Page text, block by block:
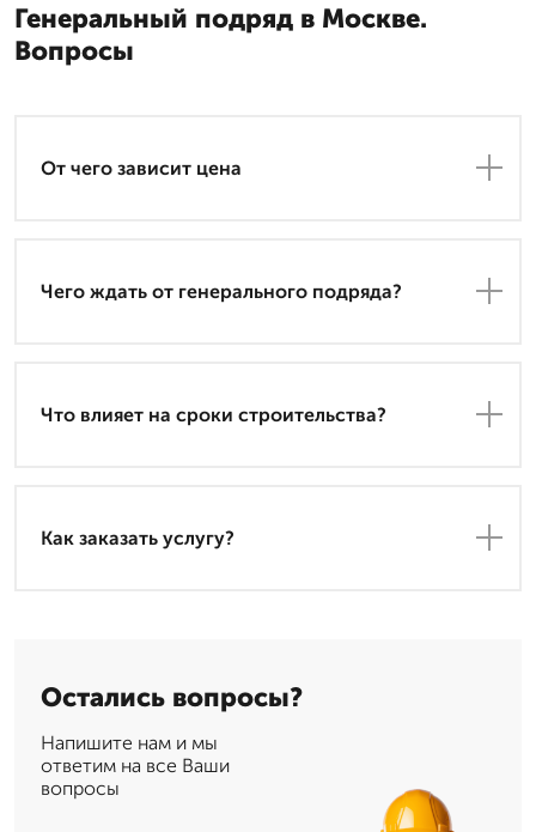
Генеральный подряд в Москве.
Вопросы
От чего зависит цена
Чего ждать от генерального подряда?
Что влияет на сроки строительства?
Как заказать услугу?
Остались вопросы?
Напишите нам и мы
ответим на все Ваши
вопросы